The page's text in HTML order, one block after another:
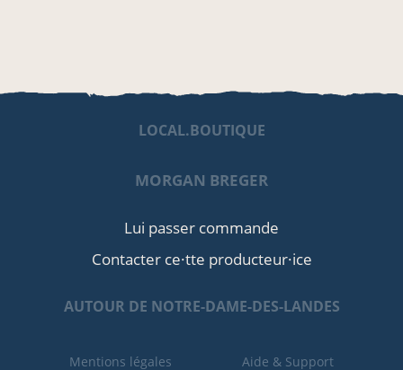
LOCAL.BOUTIQUE
MORGAN BREGER
Lui passer commande
Contacter ce·tte producteur·ice
AUTOUR DE NOTRE-DAME-DES-LANDES
Mentions légales Aide & Support